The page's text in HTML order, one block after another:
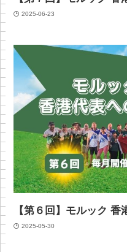
2025-06-23
【第６回】モルック 香
2025-05-30